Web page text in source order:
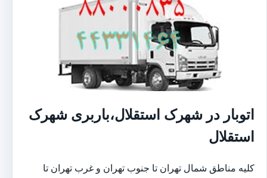
اتوبار در شهرک استقلال،باربری شهرک
استقلال
کلیه مناطق شمال تهران تا جنوب تهران و غرب تهران تا